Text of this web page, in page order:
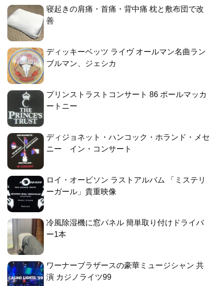
寝起きの肩痛・首痛・背中痛 枕と敷布団で改
善
ディッキーベッツ ライヴ オールマン名曲ラン
ブルマン、ジェシカ
プリンストラストコンサート 86 ポールマッカ
ートニー
ディジョネット・ハンコック・ホランド・メセ
ニー イン・コンサート
ロイ・オービソン ラストアルバム 「ミステリ
ーガール」貴重映像
冷風除湿機に窓パネル 簡単取り付けドライバ
ー1本
ワーナーブラザースの豪華ミュージシャン 共
演 カジノライツ99